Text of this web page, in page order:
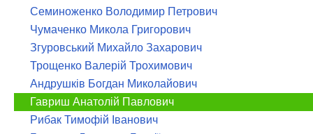
Семиноженко Володимир Петрович
Чумаченко Микола Григорович
Згуровський Михайло Захарович
Трощенко Валерій Трохимович
Андрушків Богдан Миколайович
Гавриш Анатолій Павлович
Рибак Тимофій Іванович